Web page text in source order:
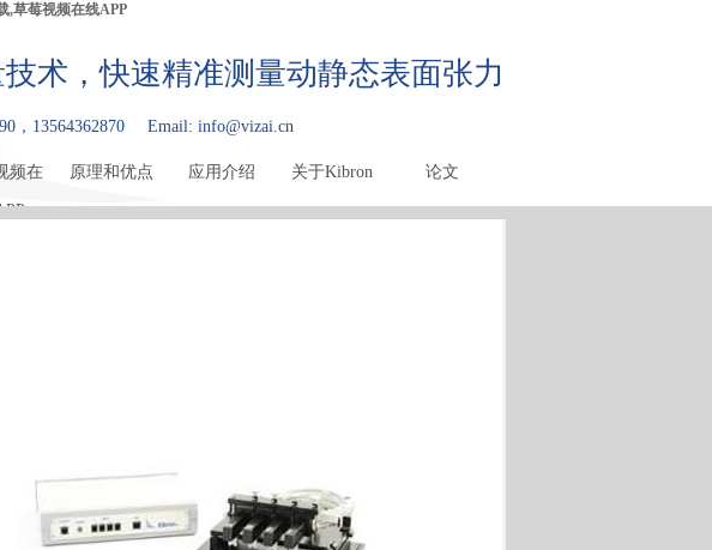
,草莓视频在线APP
，快速精准测量动静态表面张力
，13564362870 Email: info@vizai.cn
频在 原理和优点 应用介绍 关于Kibron 论文